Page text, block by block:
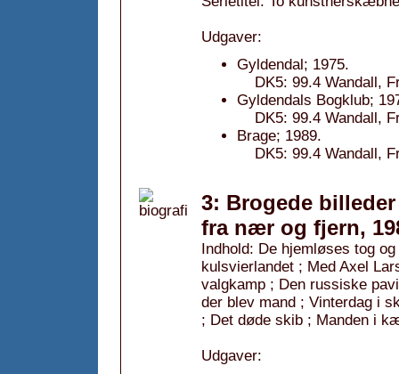
Udgaver:
Gyldendal; 1975.
DK5: 99.4 Wandall,
Gyldendals Bogklub;
DK5: 99.4 Wandall,
Brage; 1989.
DK5: 99.4 Wandall,
3: Brogede
fra nær og fjern,
Indhold: De hjemløses tog
kulsvierlandet ; Med Axel
valgkamp ; Den russiske
der blev mand ; Vinterdag i
; Det døde skib ; Manden i
Udgaver: